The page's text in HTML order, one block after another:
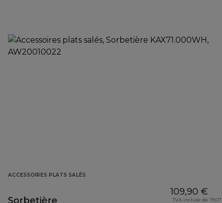
ACCESSOIRES PLATS SALÉS
Sorbetière
109,90 €
TVA incluse de